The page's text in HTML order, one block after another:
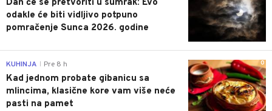
Dan će se pretvoriti u sumrak: Evo
odakle će biti vidljivo potpuno
pomračenje Sunca 2026. godine
0
KUHINJA Pre 8 h
Kad jednom probate gibanicu sa
mlincima, klasične kore vam više neće
pasti na pamet